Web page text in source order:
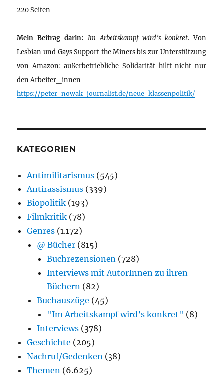
220 Seiten
Mein Beitrag darin: Im Arbeitskampf wird’s konkret. Von
Lesbian und Gays Support the Miners bis zur Unterstützung
von Amazon: außerbetriebliche Solidarität hilft nicht nur
den Arbeiter_innen
https://peter-nowak-journalist.de/neue-klassenpolitik/
KATEGORIEN
Antimilitarismus (545)
Antirassismus (339)
Biopolitik (193)
Filmkritik (78)
Genres (1.172)
@ Bücher (815)
Buchrezensionen (728)
Interviews mit AutorInnen zu ihren
Büchern (82)
Buchauszüge (45)
"Im Arbeitskampf wird’s konkret" (8)
Interviews (378)
Geschichte (205)
Nachruf/Gedenken (38)
Themen (6.625)